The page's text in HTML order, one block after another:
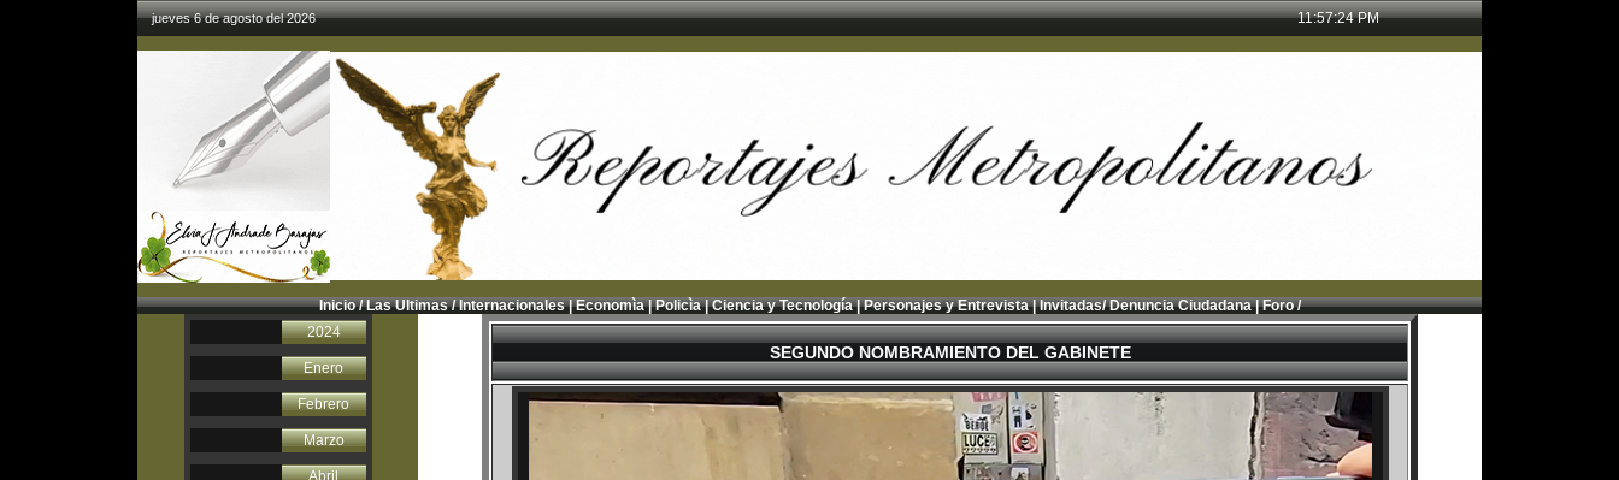
jueves 6 de agosto del 2026 11:57:26 PM
Inicio/Las Ultimas/Internacionales|Economìa|Policìa|Ciencia y Tecnología|Personajes y Entrevista|Invitadas/Denuncia Ciudadana|Foro /
2024
Enero
Febrero
Marzo
Abril
SEGUNDO NOMBRAMIENTO DEL GABINETE